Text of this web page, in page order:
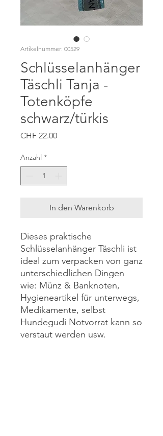
Artikelnummer: 00529
Schlüsselanhänger
Täschli Tanja -
Totenköpfe
schwarz/türkis
CHF 22.00Preis
Anzahl *
In den Warenkorb
Dieses praktische
Schlüsselanhänger Täschli ist
ideal zum verpacken von ganz
unterschiedlichen Dingen
wie: Münz & Banknoten,
Hygieneartikel für unterwegs,
Medikamente, selbst
Hundegudi Notvorrat kann so
verstaut werden usw.